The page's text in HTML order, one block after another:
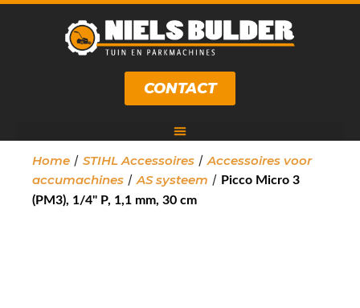
CONTACT
Home / STIHL Accessoires / Accessoires voor
accumachines / AS systeem / Picco Micro 3
(PM3), 1/4" P, 1,1 mm, 30 cm